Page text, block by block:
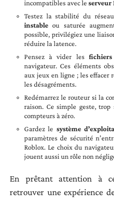
incompatibles avec le serveur
Testez la stabilité du
instable ou saturée
possible, privilégiez une
réduire la latence.
Pensez à vider les
navigateur. Ces éléments
aux jeux en ligne ; les
les désagréments.
Redémarrez le routeur si la
raison. Ce simple geste,
compteurs à zéro.
Gardez le système
paramètres de sécurité
Roblox. Le choix du
jouent aussi un rôle non
En prêtant attention à
retrouver une expérience